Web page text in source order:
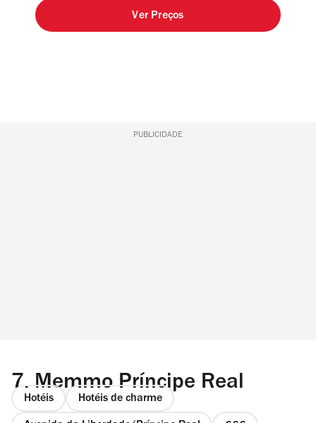
Ver Preços
PUBLICIDADE
7. Memmo Príncipe Real
Hotéis Hotéis de charme